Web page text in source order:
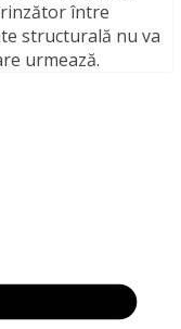
între
structurală nu va
urmează.